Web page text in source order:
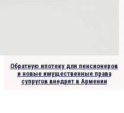
Обратную ипотеку для пенсионеров
и новые имущественные права
супругов внедрят в Армении